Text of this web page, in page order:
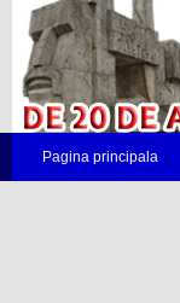
Pagina principala